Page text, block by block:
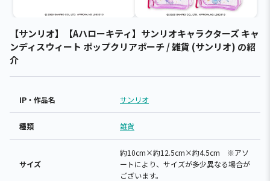
【サンリオ】【Aハローキティ】サンリオキャラクターズ キャ
ンディスウィート ポップクリアポーチ / 雑貨 (サンリオ) の紹
介
IP・作品名 サンリオ
種類 雑貨
サイズ
約10cm×約12.5cm×約4.5cm ※アソ
ートにより、サイズが多少異なる場合が
ございます。